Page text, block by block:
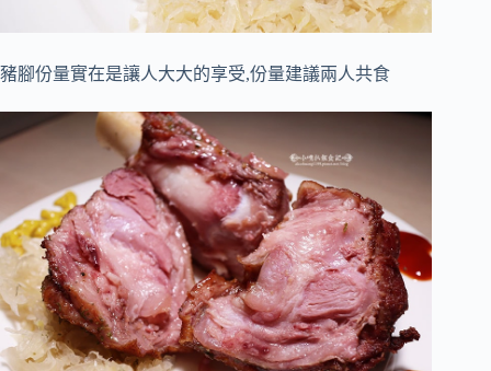
豬腳份量實在是讓人大大的享受,份量建議兩人共食